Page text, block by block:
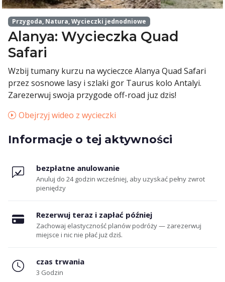
Przygoda, Natura, Wycieczki jednodniowe
Alanya: Wycieczka Quad
Safari
Wzbij tumany kurzu na wycieczce Alanya Quad Safari
przez sosnowe lasy i szlaki gor Taurus kolo Antalyi.
Zarezerwuj swoja przygode off-road juz dzis!
Obejrzyj wideo z wycieczki
Informacje o tej aktywności
bezpłatne anulowanie
Anuluj do 24 godzin wcześniej, aby uzyskać pełny zwrot
pieniędzy
Rezerwuj teraz i zapłać później
Zachowaj elastyczność planów podróży — zarezerwuj
miejsce i nic nie płać już dziś.
czas trwania
3 Godzin